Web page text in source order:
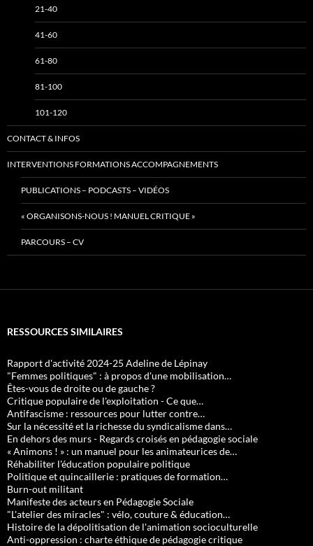
21-40
41-60
61-80
81-100
101-120
CONTACT & INFOS
INTERVENTIONS FORMATIONS ACCOMPAGNEMENTS
PUBLICATIONS – PODCASTS – VIDÉOS
« ORGANISONS-NOUS ! MANUEL CRITIQUE »
PARCOURS – CV
RESSOURCES SIMILAIRES
Rapport d'activité 2024-25 Adeline de Lépinay
"Femmes politiques" : à propos d'une mobilisation…
Êtes-vous de droite ou de gauche ?
Critique populaire de l'exploitation - Ce que…
Antifascisme : ressources pour lutter contre…
Sur la nécessité et la richesse du syndicalisme dans…
En dehors des murs - Regards croisés en pédagogie sociale
« Animons ! » : un manuel pour les animateurices de…
Réhabiliter l'éducation populaire politique
Politique et quincaillerie : pratiques de formation…
Burn-out militant
Manifeste des acteurs en Pédagogie Sociale
"L'atelier des miracles" : vélo, couture & éducation…
Histoire de la dépolitisation de l'animation socioculturelle
Anti-oppression : charte éthique de pédagogie critique